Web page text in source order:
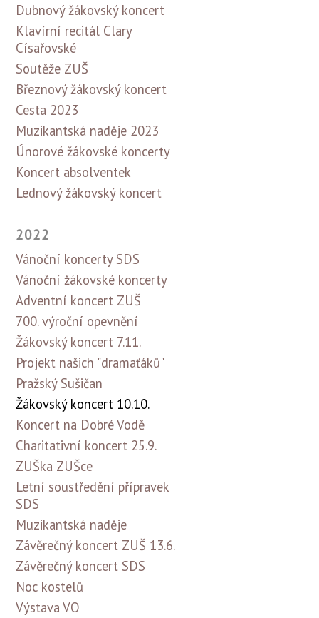
Dubnový žákovský koncert
Klavírní recitál Clary
Císařovské
Soutěže ZUŠ
Březnový žákovský koncert
Cesta 2023
Muzikantská naděje 2023
Únorové žákovské koncerty
Koncert absolventek
Lednový žákovský koncert
2022
Vánoční koncerty SDS
Vánoční žákovské koncerty
Adventní koncert ZUŠ
700. výroční opevnění
Žákovský koncert 7.11.
Projekt našich "dramaťáků"
Pražský Sušičan
Žákovský koncert 10.10.
Koncert na Dobré Vodě
Charitativní koncert 25.9.
ZUŠka ZUŠce
Letní soustředění přípravek
SDS
Muzikantská naděje
Závěrečný koncert ZUŠ 13.6.
Závěrečný koncert SDS
Noc kostelů
Výstava VO